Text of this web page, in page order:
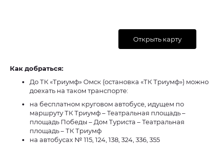
Открыть карту
Как добраться:
До ТК «Триумф» Омск (остановка «ТК Триумф») можно
доехать на таком транспорте:
на бесплатном круговом автобусе, идущем по
маршруту ТК Триумф – Театральная площадь –
площадь Победы – Дом Туриста – Театральная
площадь – ТК Триумф
на автобусах № 115, 124, 138, 324, 336, 355